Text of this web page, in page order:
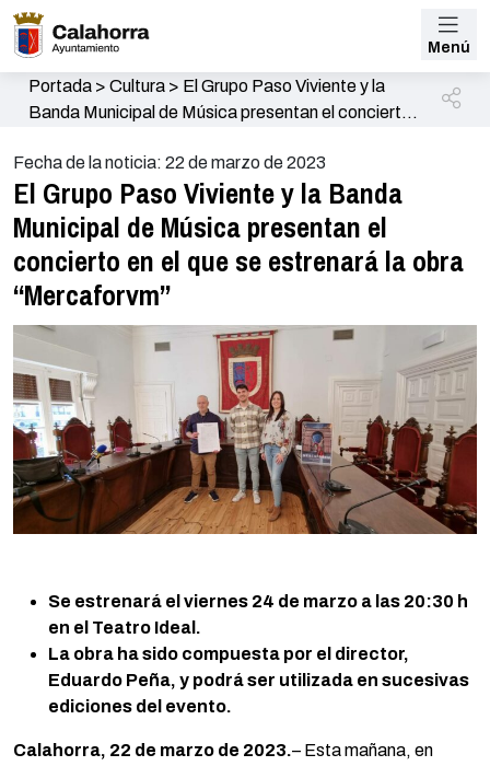
Menú
Portada> Cultura> El Grupo Paso Viviente y la
Banda Municipal de Música presentan el concierto
Fecha de la noticia: 22 de marzo de 2023
El Grupo Paso Viviente y la Banda
Municipal de Música presentan el
concierto en el que se estrenará la obra
“Mercaforvm”
Se estrenará el viernes 24 de marzo a las 20:30 h
en el Teatro Ideal.
La obra ha sido compuesta por el director,
Eduardo Peña, y podrá ser utilizada en sucesivas
ediciones del evento.
Calahorra, 22 de marzo de 2023.– Esta mañana, en